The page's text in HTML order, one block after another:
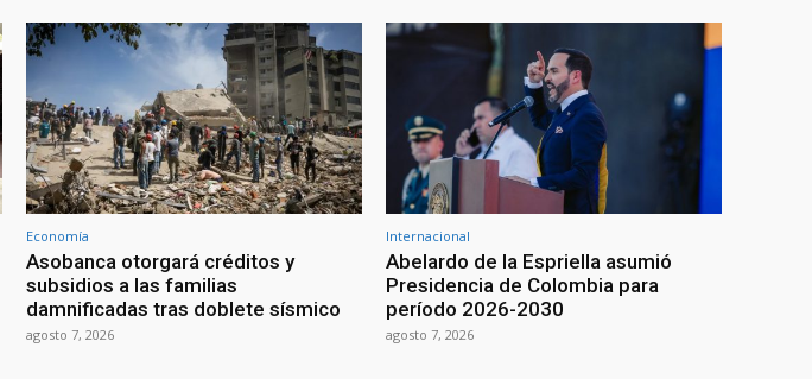
Economía
Asobanca otorgará créditos y
subsidios a las familias
damnificadas tras doblete sísmico
agosto 7, 2026
Internacional
Abelardo de la Espriella asumió
Presidencia de Colombia para
período 2026-2030
agosto 7, 2026